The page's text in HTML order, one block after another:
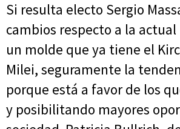
Si resulta electo Sergio
cambios respecto a la
un molde que ya tiene el
Milei, seguramente la
porque está a favor de los
y posibilitando mayores